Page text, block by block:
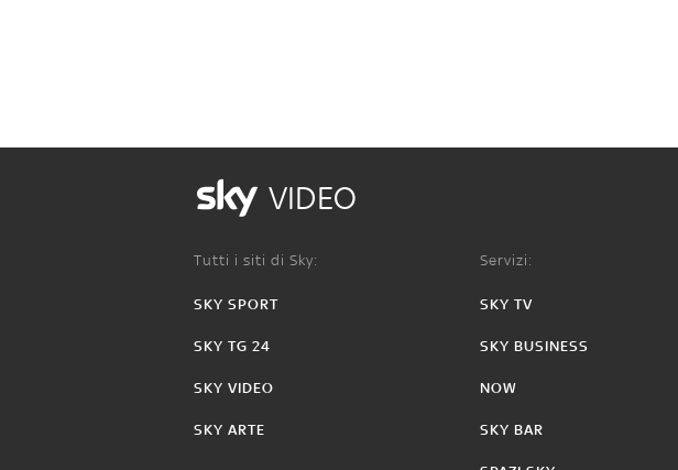
VIDEO
Tutti i siti di Sky:
SKY SPORT
SKY TG 24
SKY VIDEO
SKY ARTE
Servizi:
SKY TV
SKY BUSINESS
NOW
SKY BAR